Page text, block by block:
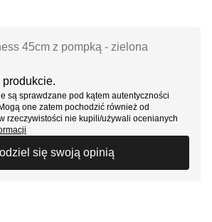
45cm z pompką - zielona
produkcie.
są sprawdzane pod kątem autentyczności
one zatem pochodzić również od
rzeczywistości nie kupili/używali ocenianych
się swoją opinią